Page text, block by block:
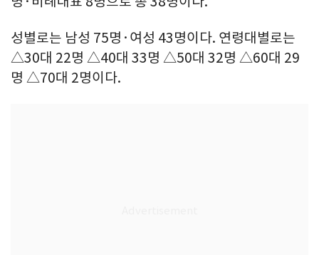
성별로는 남성 75명·여성 43명이다. 연령대별로는
△30대 22명 △40대 33명 △50대 32명 △60대 29
명 △70대 2명이다.